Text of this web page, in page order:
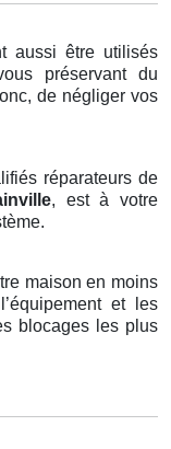
aussi être utilisés
préservant du
de négliger vos
réparateurs de
, est à votre
maison en moins
et les
blocages les plus